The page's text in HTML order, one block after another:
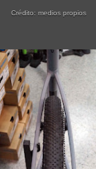
Crédito: medios propios